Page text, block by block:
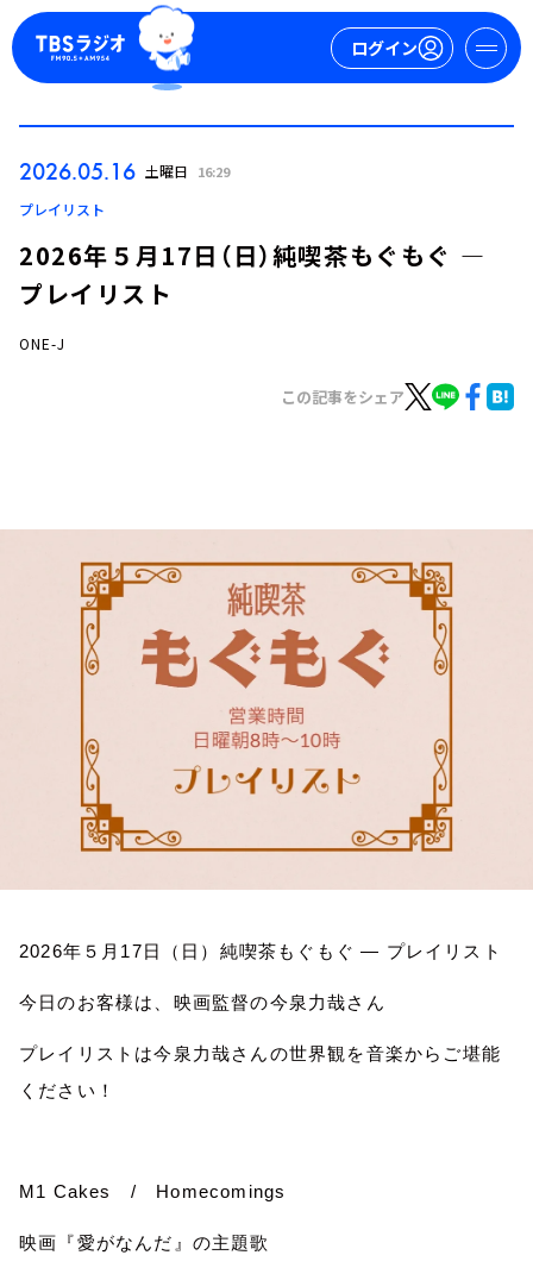
ログイン
イベント・グッズ
YouTube
会社情報
2026.05.16 土曜日 16:29
プレイリスト
2026年５月17日（日）純喫茶もぐもぐ ―
プレイリスト
ONE-J
この記事をシェア
2026年５月 17日（日）純喫茶もぐもぐ ― プレイリスト
今日のお客様は、映画監督の今泉力哉さん
プレイリストは今泉力哉さんの世界観を音楽からご堪能
ください！
M1 Cakes / Homecomings
映画『愛がなんだ』の主題歌